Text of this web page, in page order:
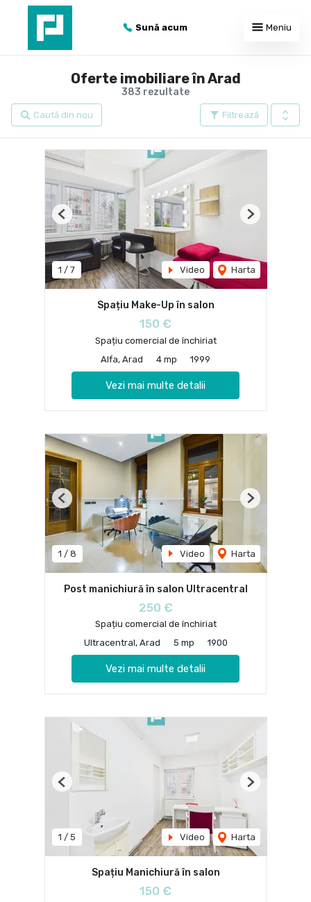
Sună acum Meniu
383 rezultate
Oferte imobiliare în Arad
Filtrează
Caută din nou
1 / 7 Video Harta
Previous Next
Spațiu Make-Up în salon
150 €
Spațiu comercial de închiriat
Alfa, Arad
4 mp 1999
Vezi mai multe detalii
1 / 8 Video Harta
Previous Next
Post manichiură în salon Ultracentral
250 €
Spațiu comercial de închiriat
Ultracentral, Arad
5 mp 1900
Vezi mai multe detalii
1 / 5 Video Harta
Previous Next
Spațiu Manichiură în salon
150 €